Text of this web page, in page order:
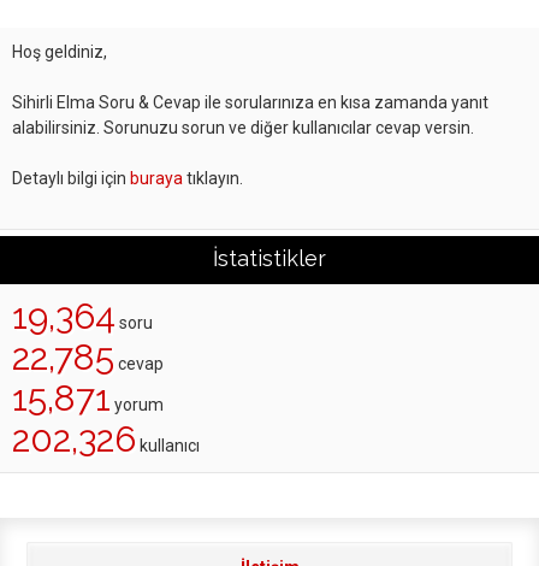
Hoş geldiniz,
Sihirli Elma Soru & Cevap ile sorularınıza en kısa zamanda yanıt
alabilirsiniz. Sorunuzu sorun ve diğer kullanıcılar cevap versin.
Detaylı bilgi için buraya tıklayın.
İstatistikler
19,364 soru
22,785 cevap
15,871 yorum
202,326 kullanıcı